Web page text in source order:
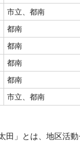
市立、都南
都南
都南
都南
都南
市立、都南
田」とは、地区活